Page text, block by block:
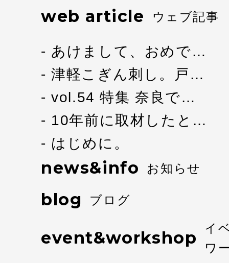
web article ウェブ記事
あけまして、おめで…
津軽こぎん刺し。戸…
vol.54 特集 奈良で…
10年前に取材したと…
はじめに。
news&info お知らせ
blog ブログ
event&workshop
イ
ワ